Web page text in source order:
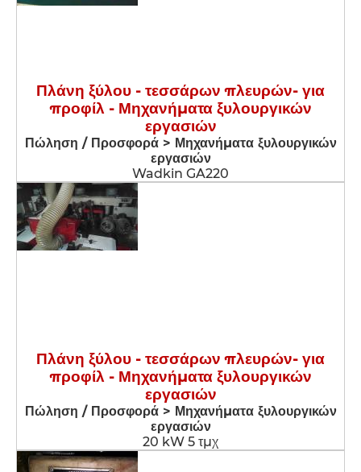
Πλάνη ξύλου - τεσσάρων πλευρών- για
προφίλ - Μηχανήματα ξυλουργικών
εργασιών
Πώληση / Προσφορά > Μηχανήματα ξυλουργικών
εργασιών
Wadkin GA220
Πλάνη ξύλου - τεσσάρων πλευρών- για
προφίλ - Μηχανήματα ξυλουργικών
εργασιών
Πώληση / Προσφορά > Μηχανήματα ξυλουργικών
εργασιών
20 kW 5 τμχ